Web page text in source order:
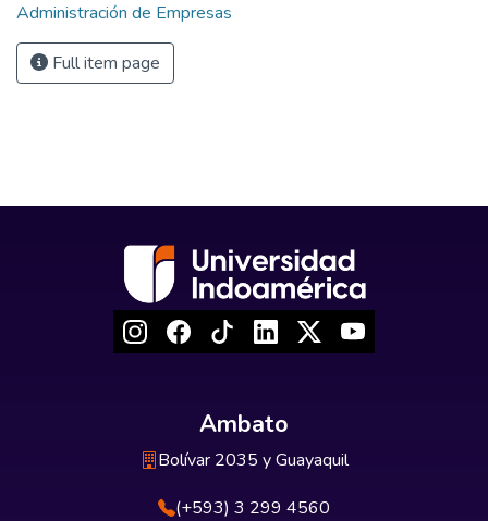
Administración de Empresas
Full item page
Ambato
Bolívar 2035 y Guayaquil
(+593) 3 299 4560